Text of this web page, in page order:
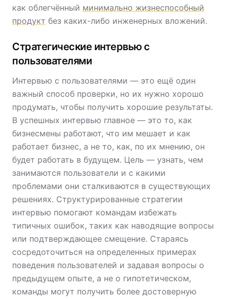
как облегчённый минимально жизнеспособный
продукт без каких-либо инженерных вложений.
Стратегические интервью с
пользователями
Интервью с пользователями — это ещё один
важный способ проверки, но их нужно хорошо
продумать, чтобы получить хорошие результаты.
В успешных интервью главное — это то, как
бизнесмены работают, что им мешает и как
работает бизнес, а не то, как, по их мнению, он
будет работать в будущем. Цель — узнать, чем
занимаются пользователи и с какими
проблемами они сталкиваются в существующих
решениях. Структурированные стратегии
интервью помогают командам избежать
типичных ошибок, таких как наводящие вопросы
или подтверждающее смещение. Стараясь
сосредоточиться на определенных примерах
поведения пользователей и задавая вопросы о
предыдущем опыте, а не о гипотетическом,
команды могут получить более достоверную